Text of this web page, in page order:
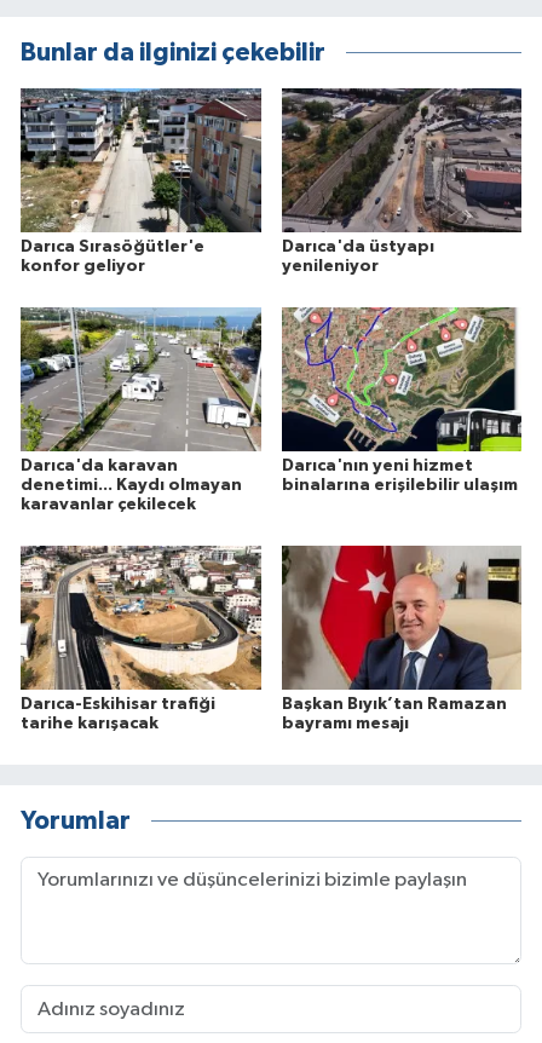
Bunlar da ilginizi çekebilir
Darıca Sırasöğütler'e
konfor geliyor
Darıca'da üstyapı
yenileniyor
Darıca'da karavan
denetimi... Kaydı olmayan
karavanlar çekilecek
Darıca'nın yeni hizmet
binalarına erişilebilir ulaşım
Darıca-Eskihisar trafiği
tarihe karışacak
Başkan Bıyık’tan Ramazan
bayramı mesajı
Yorumlar